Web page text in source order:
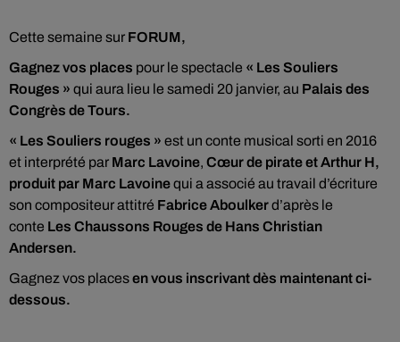
Cette semaine sur FORUM,
Gagnez vos places pour le spectacle « Les Souliers
Rouges » qui aura lieu le samedi 20 janvier, au Palais des
Congrès de Tours.
« Les Souliers rouges » est un conte musical sorti en 2016
et interprété par Marc Lavoine, Cœur de pirate et Arthur H,
produit par Marc Lavoinequi a associé au travail d’écriture
son compositeur attitré Fabrice Aboulkerd’après le
conte Les Chaussons Rouges de Hans Christian
Andersen.
Gagnez vos placesen vous inscrivant dès maintenant ci-
dessous.